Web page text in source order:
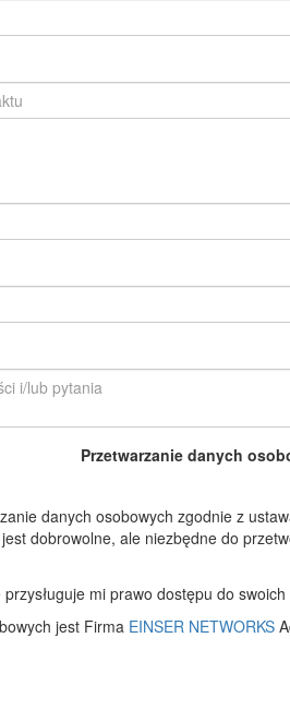
Przetwarzanie danych
danych osobowych zgodnie z
dobrowolne, ale niezbędne do
mi prawo dostępu do
jest Firma EINSER NETWORKS